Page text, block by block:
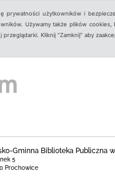
prywatności użytkowników i
Używamy także plików
Kliknij "Zamknij" aby
Gminna Biblioteka Publiczna
5
Prochowice